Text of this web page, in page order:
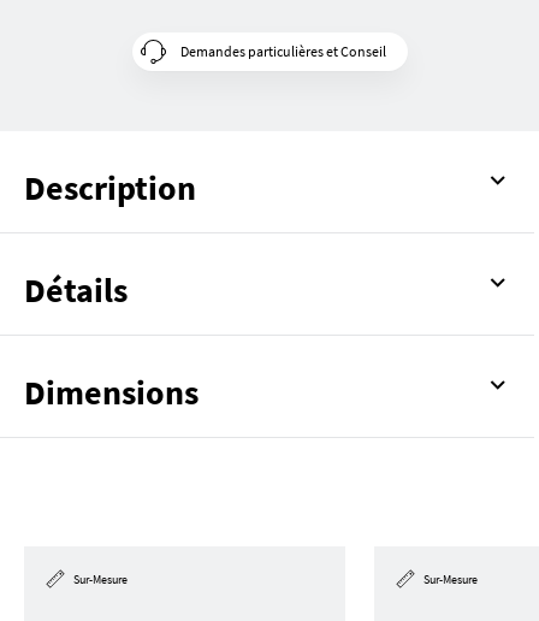
Demandes particulières et Conseil
Description
Détails
Dimensions
Sur-Mesure Sur-Mesure